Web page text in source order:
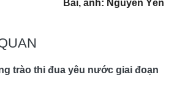
Bài, ảnh: Nguyễn Yến
trào thi đua yêu nước giai đoạn